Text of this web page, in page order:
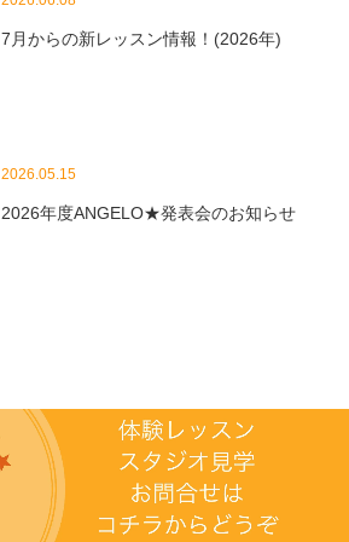
7月からの新レッスン情報！(2026年)
2026.05.15
2026年度ANGELO★発表会のお知らせ